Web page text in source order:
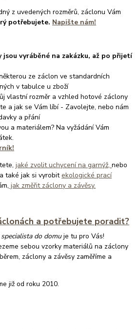
z uvedených rozměrů, záclonu Vám
potřebujete. Napište nám!
jsou vyráběné na zakázku, až po přijetí
ze záclon ve standardních
v tabulce u zboží
vlastní rozměr a vzhled hotové záclony
a jak se Vám líbí - Zavolejte, nebo nám
a přání
a materiálem? Na vyžádání Vám
jaké zvolit uchycení na garnýž,nebo
také jak si vyrobitekologické prací
jak změřit záclony a závěsy.
a potřebujete poradit?
do domuje tu pro Vás!
sebou vzorky materiálů na záclony
záclony a závěsy zaměříme a
již od roku 2010.